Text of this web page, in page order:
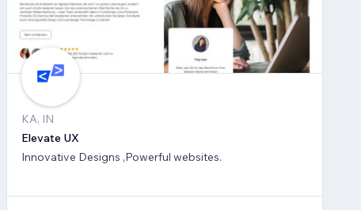
KA, IN
Elevate UX
Innovative Designs ,Powerful websites.